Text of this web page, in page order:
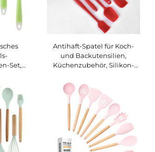
Set,
Löffel,
und
Antihaft-Spatel für Koch-
und Backutensilien,
Küchenzubehör, Silikon-
individueller Schaber,
Küchenartikel